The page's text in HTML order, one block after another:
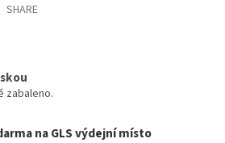
SHARE
zabaleno.
na GLS výdejní místo